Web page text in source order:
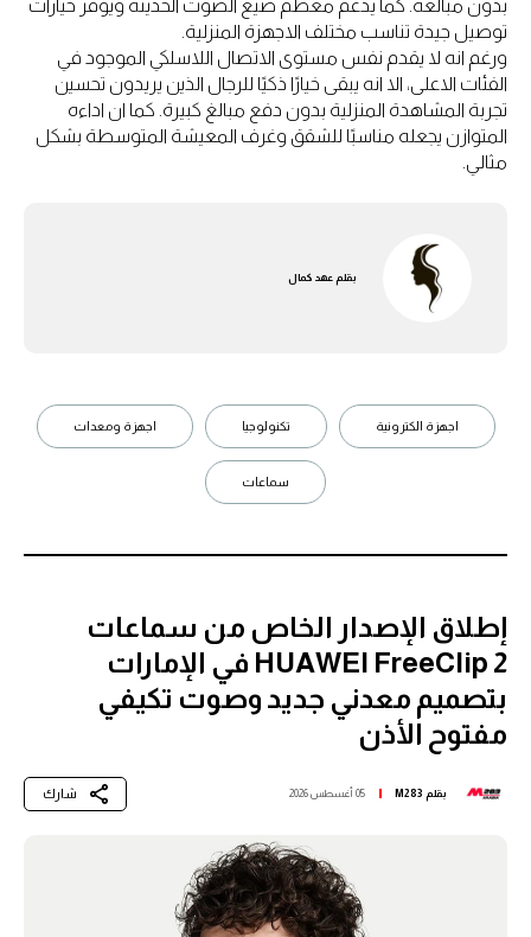
بدون مبالغة. كما يدعم معظم صيغ الصوت الحديثة ويوفر خيارات
توصيل جيدة تناسب مختلف الاجهزة المنزلية.
ورغم انه لا يقدم نفس مستوى الاتصال اللاسلكي الموجود في
الفئات الاعلى، الا انه يبقى خيارًا ذكيًا للرجال الذين يريدون تحسين
تجربة المشاهدة المنزلية بدون دفع مبالغ كبيرة. كما ان اداءه
المتوازن يجعله مناسبًا للشقق وغرف المعيشة المتوسطة بشكل
مثالي.
بقلم عهد كمال
اجهزة الكترونية تكنولوجيا اجهزة ومعدات
سماعات
إطلاق الإصدار الخاص من سماعات
HUAWEI FreeClip 2 في الإمارات
بتصميم معدني جديد وصوت تكيفي
مفتوح الأذن
بقلم M283 05 أغسطس 2026 شارك